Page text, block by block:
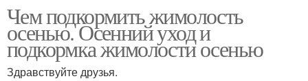
Чем подкормить жимолость
осенью. Осенний уход и
подкормка жимолости осенью
Здравствуйте друзья.